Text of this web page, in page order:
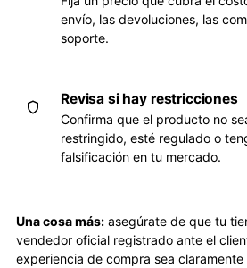
envío, las devoluciones, las
soporte.
Revisa si hay restricciones
Confirma que el producto no
restringido, esté regulado o
falsificación en tu mercado.
Una cosa más: asegúrate de que tu
vendedor oficial registrado ante el
experiencia de compra sea